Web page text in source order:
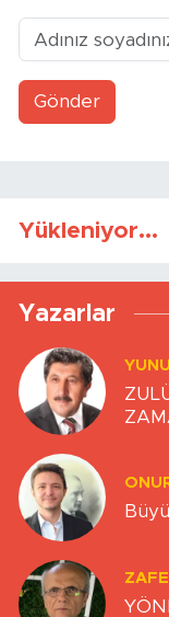
Gönder
Yükleniyor...
Yazarlar